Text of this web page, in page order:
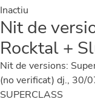
Inactiu
Nit de
Rocktal +
Nit de versions:
(no verificat) dj., 30/
SUPERCLASS